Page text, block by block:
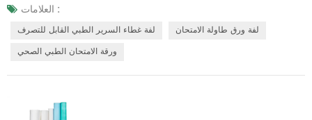
والسائل والمواد الأخرى غير المرغوب فيها. المواد والحزمة عادةً ما تكون مصنوعة من
ورق جانبي واحد وفيلم PE جانب واحد ، وهذا يعني أن جانبًا واحدًا يمكنه امتصاص الماء ،
العلامات :
لفة غطاء السرير الطبي القابل للتصرف
لفة ورق طاولة الامتحان
ورقة الامتحان الطبي الصحي